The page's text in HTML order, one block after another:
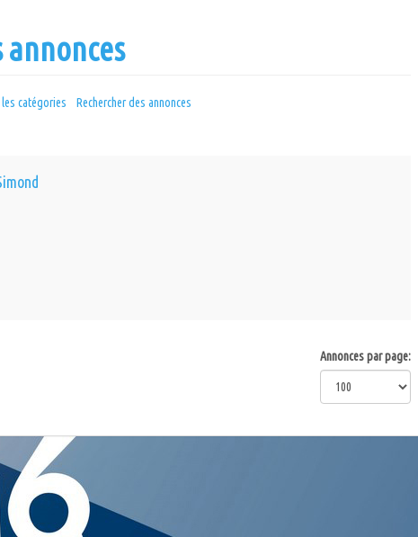
catégories Rechercher des annonces
Annonces par page: